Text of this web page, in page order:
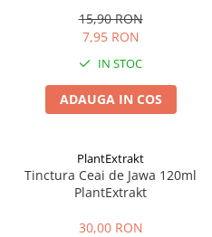
15,90 RON
7,95 RON
IN STOC
ADAUGA IN COS
PlantExtrakt
Tinctura Ceai de Jawa 120ml
PlantExtrakt
30,00 RON